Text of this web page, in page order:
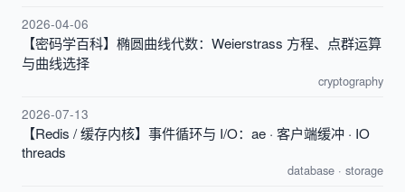
2026-04-06
【密码学百科】椭圆曲线代数：Weierstrass 方程、点群运算
与曲线选择
cryptography
2026-07-13
【Redis / 缓存内核】事件循环与 I/O：ae · 客户端缓冲 · IO
threads
database · storage